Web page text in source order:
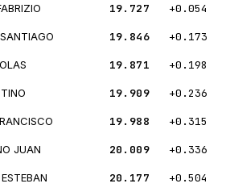
19.727 +0.054
19.846 +0.173
19.871 +0.198
19.909 +0.236
19.988 +0.315
JUAN 20.009 +0.336
20.177 +0.504